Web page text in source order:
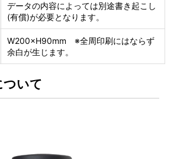
データの内容によっては別途書き起こし
(有償)が必要となります。
W200×H90mm ※全周印刷にはならず
余白が生じます。
いて